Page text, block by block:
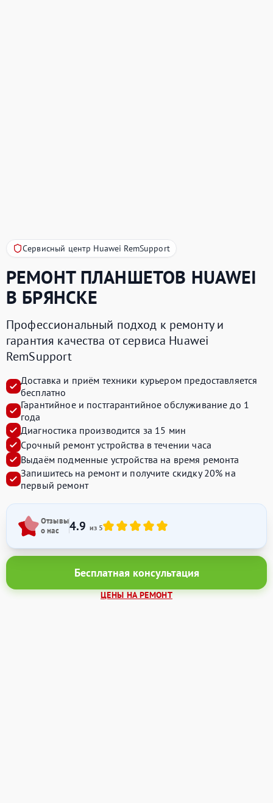
Сервисный центр Huawei RemSupport
РЕМОНТ ПЛАНШЕТОВ HUAWEI
В БРЯНСКЕ
Профессиональный подход к ремонту и
гарантия качества от сервиса Huawei
RemSupport
Доставка и приём техники курьером предоставляется
бесплатно
Гарантийное и постгарантийное обслуживание до 1
года
Диагностика производится за 15 мин
Срочный ремонт устройства в течении часа
Выдаём подменные устройства на время ремонта
Запишитесь на ремонт и получите скидку 20% на
первый ремонт
Отзывы
о нас
4.9 из 5
Бесплатная консультация
ЦЕНЫ НА РЕМОНТ